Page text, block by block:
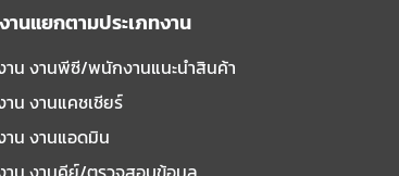
านแยกตามประเภทงาน
าน งานพีซี/พนักงานแนะนําสินค้า
าน งานแคชเชียร์
าน งานแอดมิน